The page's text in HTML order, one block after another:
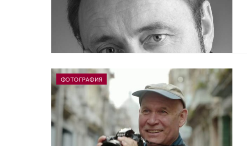
ФОТОГРАФИЯ